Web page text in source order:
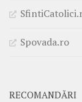
Spovada.ro
RECOMANDĂRI